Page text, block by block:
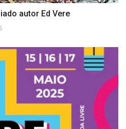
autor Ed Vere